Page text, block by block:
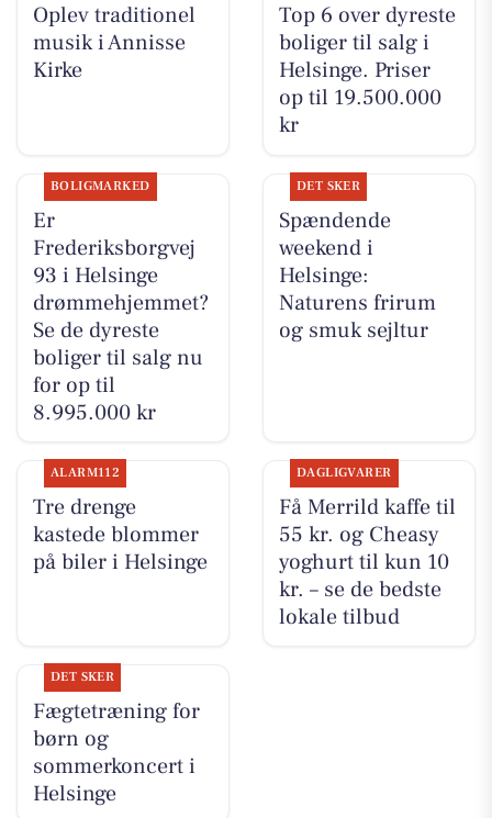
Oplev traditionel
musik i Annisse
Kirke
Top 6 over dyreste
boliger til salg i
Helsinge. Priser
op til 19.500.000
kr
BOLIGMARKED
Er
Frederiksborgvej
93 i Helsinge
drømmehjemmet?
Se de dyreste
boliger til salg nu
for op til
8.995.000 kr
DET SKER
Spændende
weekend i
Helsinge:
Naturens frirum
og smuk sejltur
ALARM112
Tre drenge
kastede blommer
på biler i Helsinge
DAGLIGVARER
Få Merrild kaffe til
55 kr. og Cheasy
yoghurt til kun 10
kr. – se de bedste
lokale tilbud
DET SKER
Fægtetræning for
børn og
sommerkoncert i
Helsinge